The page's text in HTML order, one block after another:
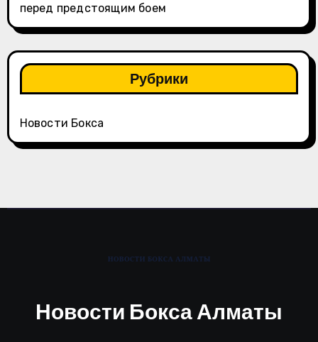
перед предстоящим боем
Рубрики
Новости Бокса
Новости Бокса Алматы